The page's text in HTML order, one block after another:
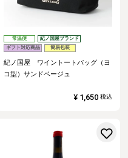
常温便
紀ノ国屋ブランド
ギフト対応商品
簡易包装
紀ノ国屋 ワイントートバッグ（ヨ
コ型）サンドベージュ
¥ 1,650 税込
お気に入りに登録する